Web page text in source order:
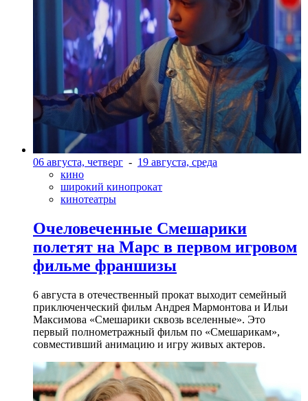
06 августа, четверг - 19 августа, среда
кино
широкий кинопрокат
кинотеатры
Очеловеченные Смешарики
полетят на Марс в первом игровом
фильме франшизы
6 августа в отечественный прокат выходит семейный
приключенческий фильм Андрея Мармонтова и Ильи
Максимова «Смешарики сквозь вселенные». Это
первый полнометражный фильм по «Смешарикам»,
совместивший анимацию и игру живых актеров.